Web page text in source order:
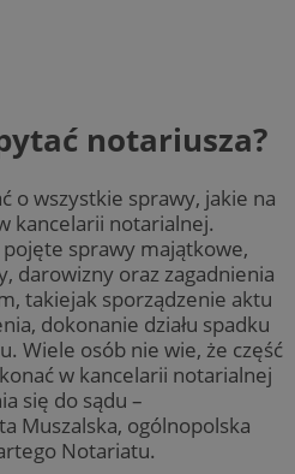
notariusza?
o wszystkie sprawy, jakie na
kancelarii notarialnej.
sprawy majątkowe,
darowizny oraz zagadnienia
takiejak sporządzenie aktu
dokonanie działu spadku
Wiele osób nie wie, że część
w kancelarii notarialnej
się do sądu –
Muszalska, ogólnopolska
Notariatu.